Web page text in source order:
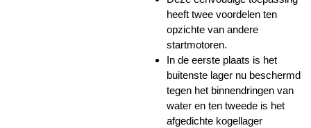
heeft twee voordelen ten
opzichte van andere
startmotoren.
In de eerste plaats is het
buitenste lager nu beschermd
tegen het binnendringen van
water en ten tweede is het
afgedichte kogellager